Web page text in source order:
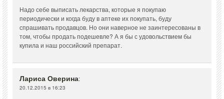
Надо себе выписать лекарства, которые я покупаю
периодически и когда буду в аптеке их покупать, буду
спрашивать продавцов. Но они наверное не заинтересованы в
том, чтобы продать подешевле? А я бы с удовольствием бы
купила и наш российский препарат.
Лариса Оверина:
20.12.2015 в 16:23